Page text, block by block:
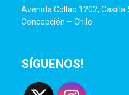
Avenida Collao 1202, Casilla
Concepción – Chile.
SÍGUENOS!